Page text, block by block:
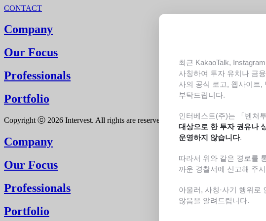
CONTACT
Company
Our Focus
Professionals
Portfolio
Copyright ⓒ 2026 Intervest. All rights are reserved
Company
Our Focus
Professionals
Portfolio
최근 KakaoTalk,
사칭하여 투자 유치나 금
사의 공식 로고, 웹사이트
부탁드립니다.
인터베스트(주)는 「벤처
대상으로 한 투자 권유나
운영하지 않습니다.
따라서 위와 같은 경로를
까운 경찰서에 신고해 주
아울러, 사칭·사기 행위로
않음을 알려드립니다.